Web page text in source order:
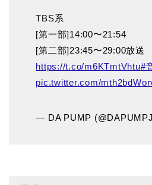
TBS系
[第一部]14:00〜21:54
[第二部]23:45〜29:00放送
https://t.co/m6KTmtVhtu#
pic.twitter.com/
— DA PUMP